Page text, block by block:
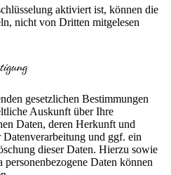
aktiviert ist, können die
nicht von Dritten mitgelesen
gesetzlichen Bestimmungen
Auskunft über Ihre
Daten, deren Herkunft und
und ggf. ein
dieser Daten. Hierzu sowie
Daten können